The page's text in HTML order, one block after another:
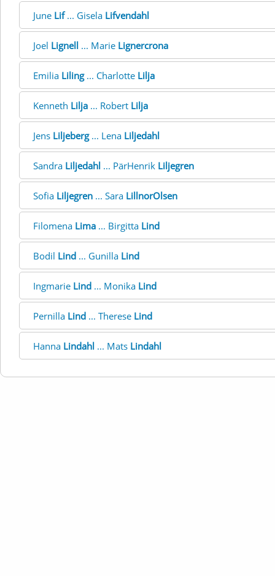
June Lif... Gisela Lifvendahl
Joel Lignell ... Marie Lignercrona
Emilia Liling... Charlotte Lilja
Kenneth Lilja ... Robert Lilja
Jens Liljeberg... Lena Liljedahl
Sandra Liljedahl ... PärHenrik Liljegren
Sofia Liljegren ... Sara LillnorOlsen
Filomena Lima ... Birgitta Lind
Bodil Lind ... Gunilla Lind
Ingmarie Lind ... Monika Lind
Pernilla Lind ... Therese Lind
Hanna Lindahl ... Mats Lindahl